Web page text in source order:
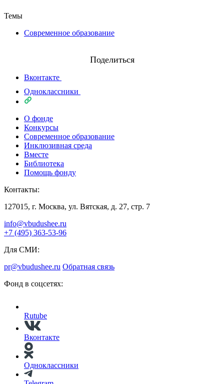
Темы
Современное образование
Поделиться
Вконтакте
Одноклассники
О фонде
Конкурсы
Современное образование
Инклюзивная среда
Вместе
Библиотека
Помощь фонду
Контакты:
127015, г. Москва, ул. Вятская, д. 27, стр. 7
info@vbudushee.ru
+7 (495) 363-53-96
Для СМИ:
pr@vbudushee.ru Обратная связь
Фонд в соцсетях:
Rutube
Вконтакте
Одноклассники